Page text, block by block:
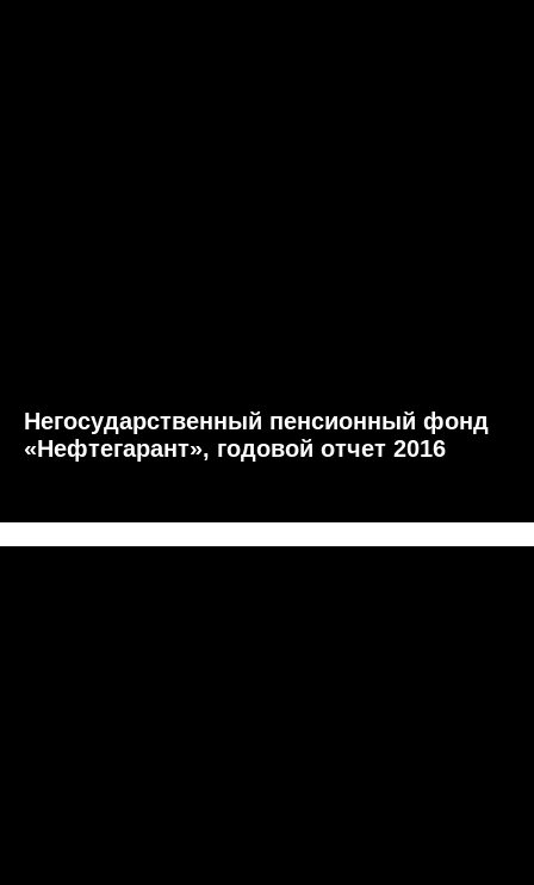
Негосударственный пенсионный фонд
«Нефтегарант», годовой отчет 2016